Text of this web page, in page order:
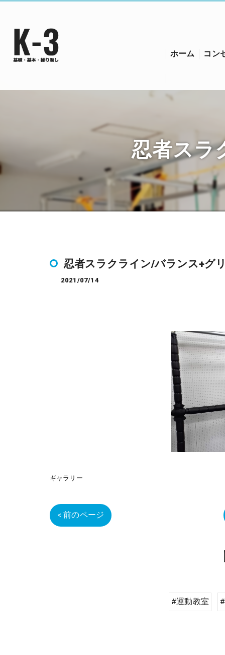
ホーム コン
須磨
須磨
忍者スラ
忍者スラクライン/バランス+グ
2021/07/14
ギャラリー
< 前のページ
#運動教室